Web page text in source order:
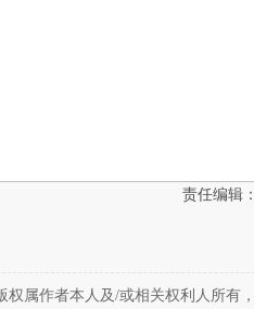
责任编辑
属作者本人及/或相关权利人所有